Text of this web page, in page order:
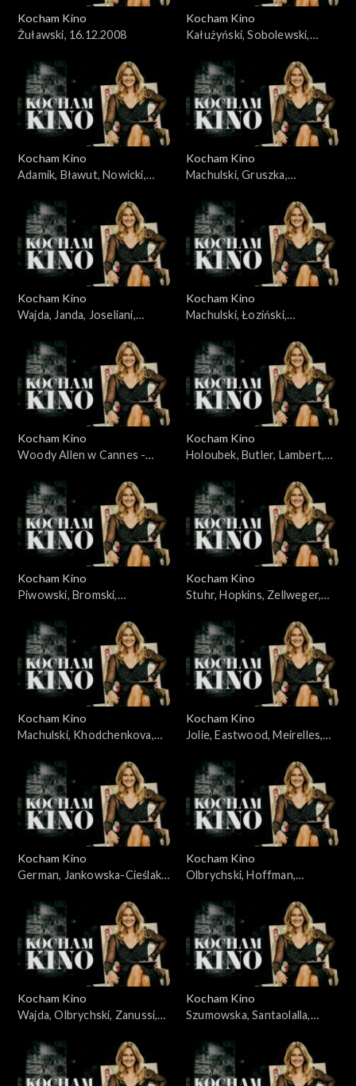
Kocham Kino
Żuławski, 16.12.2008
Kocham Kino
Kałużyński, Sobolewski,
Kocham Kino
Adamik, Bławut, Nowicki,
Cieślak, 16.09.2008
Kocham Kino
Machulski, Gruszka,
Kocham Kino
Wajda, Janda, Joseliani,
Kocham Kino
Machulski, Łoziński,
Kocham Kino
Woody Allen w Cannes -
Kocham Kino
Holoubek, Butler, Lambert,
Kocham Kino
Piwowski, Bromski,
Kocham Kino
Stuhr, Hopkins, Zellweger,
Kocham Kino
Machulski, Khodchenkova,
Kocham Kino
Jolie, Eastwood, Meirelles,
20.05.2008
Kocham Kino
German, Jankowska-Cieślak,
Bigelow, 09.09.2008
Kocham Kino
Olbrychski, Hoffman,
Kocham Kino
Wajda, Olbrychski, Zanussi,
Kocham Kino
Szumowska, Santaolalla,